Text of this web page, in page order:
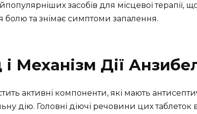
засобів для місцевої терапії,
болю та знімає симптоми запалення.
Механізм Дії
активні компоненти, які мають
дію. Головні діючі речовини цих таблеток